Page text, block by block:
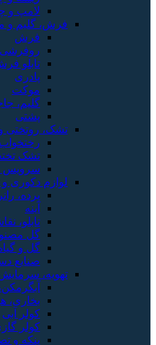
لامپ و
فرش، گلیم و
فرش
روفرشی
تابلو
پادری
موکت
گلیم،
پشتی
تشک، روتختی
تشک
سرویس
لوازم دکوری و
پرده،
آینه
تابلو،
گل
گل و
صنایع
تهویه،
بخاری،
کولر آبی
کولر
پنکه و